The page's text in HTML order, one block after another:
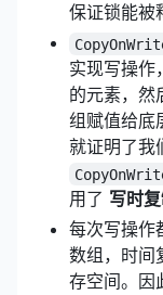
保证锁能被
实现写操作
的元素，然
组赋值给底
就证明了我
用了 写时
每次写操作
数组，时间
存空间。因